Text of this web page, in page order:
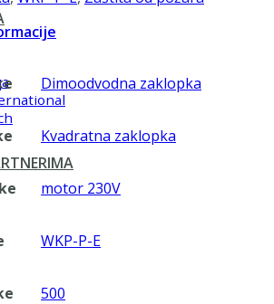
Dimoodvodna zaklopka
Kvadratna zaklopka
motor 230V
WKP-P-E
500